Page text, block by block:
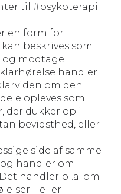
til #psykoterapi
en form for
beskrives som
og modtage
handler
om den
opleves som
der dukker op i
bevidsthed, eller
side af samme
handler om
handler bl.a. om
– eller